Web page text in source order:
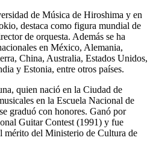
de Música de Hiroshima y en
destaca como figura mundial de
de orquesta. Además se ha
en México, Alemania,
China, Australia, Estados Unidos,
y Estonia, entre otros países.
quien nació en la Ciudad de
en la Escuela Nacional de
graduó con honores. Ganó por
Guitar Contest (1991) y fue
mérito del Ministerio de Cultura de